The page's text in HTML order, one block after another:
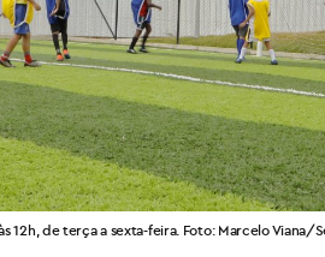
12h, de terça a sexta-feira. Foto: Marcelo